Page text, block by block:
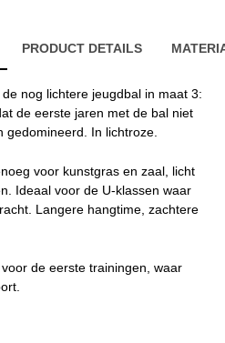
PRODUCT DETAILS
nog lichtere jeugdbal in maat 3:
de eerste jaren met de bal niet
In lichtroze.
voor kunstgras en zaal, licht
Ideaal voor de U-klassen waar
Langere hangtime, zachtere
de eerste trainingen, waar